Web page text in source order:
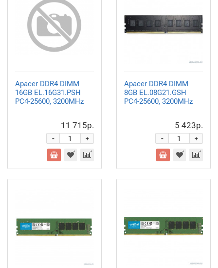
Apacer DDR4 DIMM
16GB EL.16G31.PSH
PC4-25600, 3200MHz
11 715р.
+
-
Apacer DDR4 DIMM
8GB EL.08G21.GSH
PC4-25600, 3200MHz
5 423р.
+
-